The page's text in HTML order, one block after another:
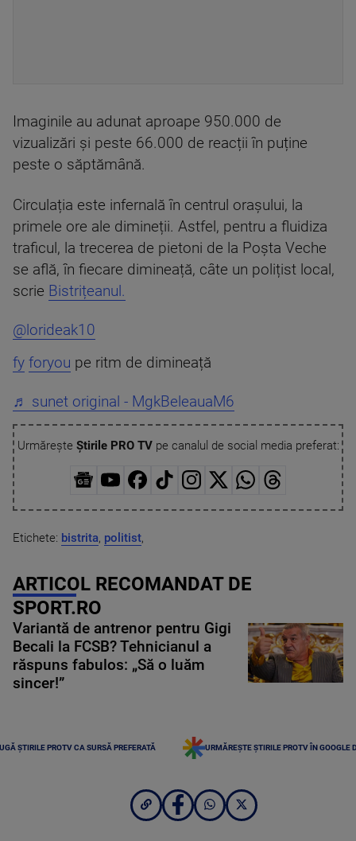
Imaginile au adunat aproape 950.000 de
vizualizări și peste 66.000 de reacții în puține
peste o săptămână.
Circulația este infernală în centrul orașului, la
primele ore ale dimineții. Astfel, pentru a fluidiza
traficul, la trecerea de pietoni de la Poșta Veche
se află, în fiecare dimineață, câte un polițist local,
scrie Bistrițeanul.
@lorideak10
fy foryou pe ritm de dimineață
♬ sunet original - MgkBeleauaM6
Urmărește Știrile PRO TVpe canalul de social media preferat:
Etichete: bistrita, politist,
ARTICOL RECOMANDAT DE
SPORT.RO
Variantă de antrenor pentru Gigi
Becali la FCSB? Tehnicianul a
răspuns fabulos: „Să o luăm
sincer!”
ȘTIRILE PROTV CA SURSĂ PREFERATĂ URMĂREȘTE ȘTIRILE PROTV ÎN GOOGLE